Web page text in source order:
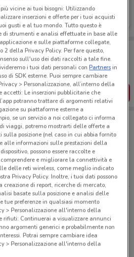
703 m
sempre con te!
migliori offerte dei negozi vicino a te,
la tua lista del risparmio, comodamente
SCARICA L’APP
a Brescia
B Chiari
34 Desenzano Del Garda
vicine ai tuoi bisogni: Utilizzando
inserzioni e offerte per i tuoi acquisti
gusti e al tuo mondo. Tutto questo è
di strumenti e analisi effettuate in base alle
e sulle piattaforme collegate,
2 della Privacy Policy. Per fare questo,
sull'uso dei dati raccolti a tale fine.
i tuoi dati personali conPartnersin
di SDK esterne. Puoi sempre cambiare
> Personalizzazione, all’interno della
accetti: Le inserzioni pubblicitarie che
potranno trattare di argomenti relativi
su piattaforme esterne a
se un servizio a noi collegato ci informa
viaggi, potremo mostrarti delle offerte a
posizione (nel caso in cui abbia fornito
alle informazioni sulle prestazioni della
possono essere raccolte e
e migliorare la connettività e
delle reti wireless, come meglio indicato
Privacy Policy. Inoltre, i tuoi dati possono
creazione di report, ricerche di mercato,
basate sulla posizione e analisi delle
tue preferenze in qualsiasi momento
> Personalizzazione all'interno della
rifiuti: Continuerai a visualizzare annunci
argomenti generici e probabilmente non
Potrai sempre cambiare idea
> Personalizzazione all'interno della